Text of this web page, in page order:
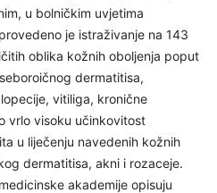
u bolničkim uvjetima
je istraživanje na 143
oblika kožnih oboljenja poput
dermatitisa,
vitiliga, kronične
vrlo visoku učinkovitost
u liječenju navedenih kožnih
dermatitisa, akni i rozaceje.
akademije opisuju